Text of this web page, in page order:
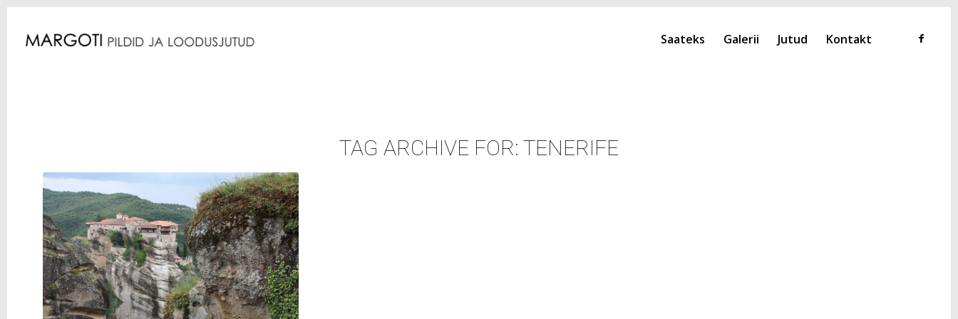
Saateks Galerii Jutud Kontakt
TAG ARCHIVE FOR: TENERIFE